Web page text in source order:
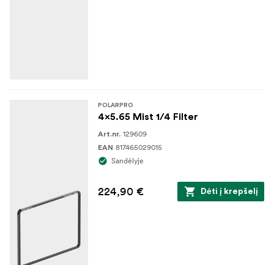
POLARPRO
4x5.65 Mist 1/4 Filter
Art.nr. 129609
EAN 817465029015
Sandėlyje
224,90 € Dėti į krepšelį